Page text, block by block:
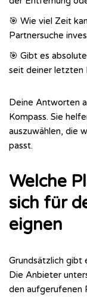
🎯 Wie viel Zeit
Partnersuche
🎯 Gibt es
seit deiner letzten
Deine Antworten
Kompass. Sie
auszuwählen, die
passt.
Welche
sich für
eignen
Grundsätzlich gibt
Die Anbieter
den aufgerufenen